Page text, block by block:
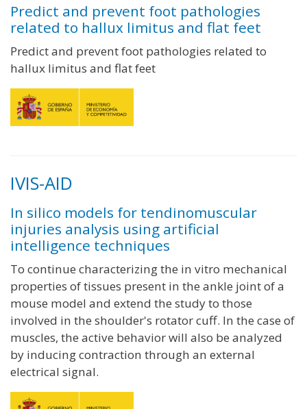
Predict and prevent foot pathologies
related to hallux limitus and flat feet
Predict and prevent foot pathologies related to
hallux limitus and flat feet
IVIS-AID
In silico models for tendinomuscular
injuries analysis using artificial
intelligence techniques
To continue characterizing the in vitro mechanical
properties of tissues present in the ankle joint of a
mouse model and extend the study to those
involved in the shoulder's rotator cuff. In the case of
muscles, the active behavior will also be analyzed
by inducing contraction through an external
electrical signal.